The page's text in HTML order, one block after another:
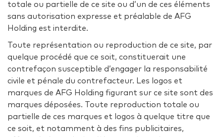
totale ou partielle de ce site ou d’un de ces éléments
sans autorisation expresse et préalable de AFG
Holding est interdite.
Toute représentation ou reproduction de ce site, par
quelque procédé que ce soit, constituerait une
contrefaçon susceptible d’engager la responsabilité
civile et pénale du contrefacteur. Les logos et
marques de AFG Holding figurant sur ce site sont des
marques déposées. Toute reproduction totale ou
partielle de ces marques et logos à quelque titre que
ce soit, et notamment à des fins publicitaires,